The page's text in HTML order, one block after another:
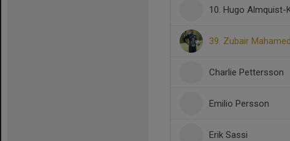
10. Hugo Almquist-
39. Zubair Mahamed
Charlie Pettersson
Emilio Persson
Erik Sassi